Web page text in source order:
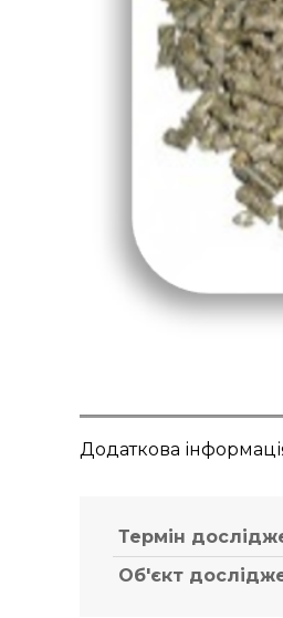
Додаткова
Термін
Об'єкт